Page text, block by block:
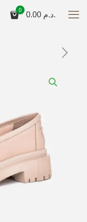
0
0.00 د.م.